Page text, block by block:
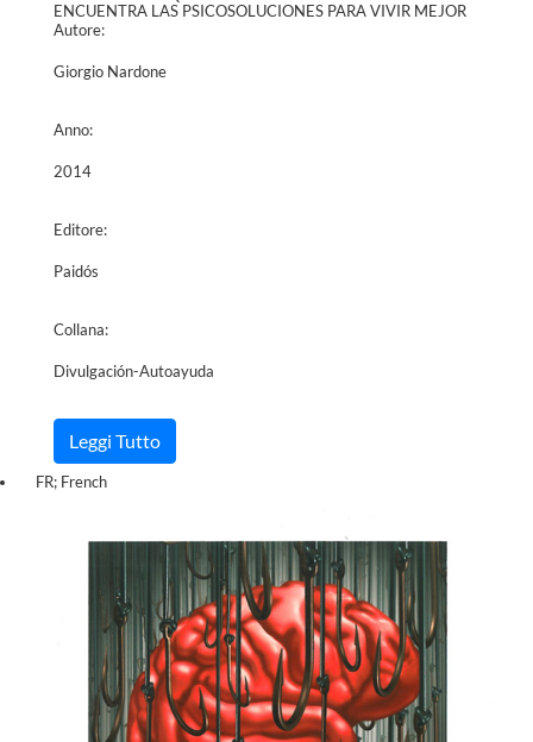
ENCUENTRA LAS PSICOSOLUCIONES PARA VIVIR MEJOR
Autore:
Giorgio Nardone
Anno:
2014
Editore:
Paidós
Collana:
Divulgación-Autoayuda
Leggi Tutto
FR; French